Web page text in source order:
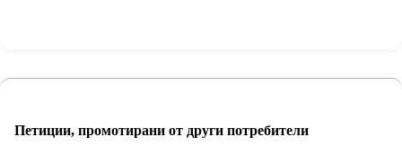
Петиции, промотирани от други потребители